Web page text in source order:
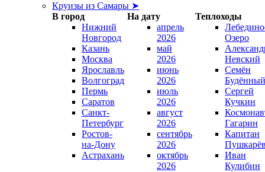
Круизы из Самары ➤
В город
На дату
Теплоходы
Нижний
Новгород
Казань
Москва
Ярославль
Волгоград
Пермь
Саратов
Санкт-
Петербург
Ростов-
на-Дону
Астрахань
апрель
2026
май
2026
июнь
2026
июль
2026
август
2026
сентябрь
2026
октябрь
2026
Озеро
Невский
Семён
Будённый
Сергей
Кучкин
Гагарин
Капитан
Иван
Кулибин